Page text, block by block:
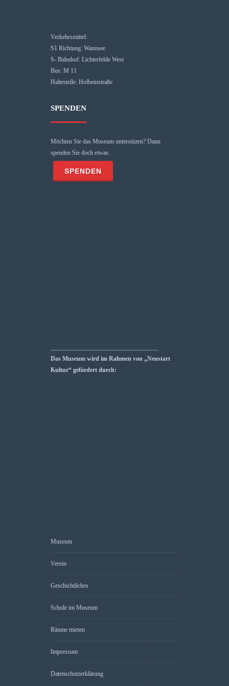
Verkehrsmittel:
S1 Richtung: Wannsee
S- Bahnhof: Lichterfelde West
Bus: M 11
Haltestelle: Holbeinstraße
SPENDEN
Möchten Sie das Museum unterstüzen? Dann
spenden Sie doch etwas.
Das Museum wird im Rahmen von „Neustart
Kultur“ gefördert durch:
Museum
Verein
Geschichtliches
Schule im Museum
Räume mieten
Impressum
Datenschutzerklärung